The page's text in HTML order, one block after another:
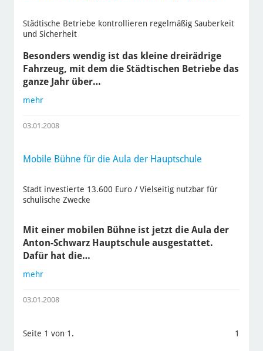
Städtische Betriebe kontrollieren regelmäßig Sauberkeit
und Sicherheit
Besonders wendig ist das kleine dreirädrige
Fahrzeug, mit dem die Städtischen Betriebe das
ganze Jahr über…
mehr
03.01.2008
Mobile Bühne für die Aula der Hauptschule
Stadt investierte 13.600 Euro / Vielseitig nutzbar für
schulische Zwecke
Mit einer mobilen Bühne ist jetzt die Aula der
Anton-Schwarz Hauptschule ausgestattet.
Dafür hat die…
mehr
03.01.2008
Seite 1 von 1. 1